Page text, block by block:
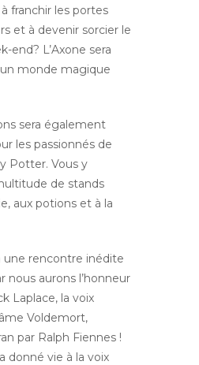
franchir les portes
et à devenir sorcier le
end? L’Axone sera
monde magique
sera également
les passionnés de
Potter. Vous y
de stands
aux potions et à la
une rencontre inédite
nous aurons l’honneur
Laplace, la voix
Voldemort,
par Ralph Fiennes !
donné vie à la voix